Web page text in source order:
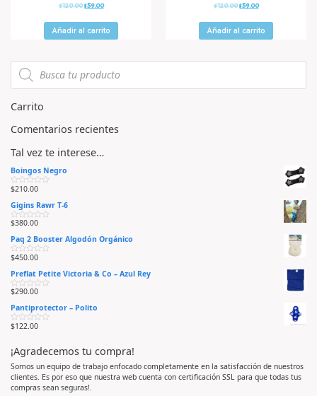
V
a
o
r
a
d
n
d
e
$120.00$59.00
Añadir al carrito
V
a
o
r
a
d
n
$120.00$59.00
Añadir al carrito
Carrito
Comentarios recientes
Tal vez te interese…
Boingos Negro
V
l
o
r
a
o
e
n
0
e
5
$210.00
Gigins Rawr T-6
V
l
o
r
a
o
e
n
0
e
5
$380.00
Paq 2 Booster Algodón Orgánico
V
l
o
r
a
o
e
n
0
5
$450.00
Preflat Petite Victoria & Co – Azul Rey
V
l
o
r
a
e
n
0
d
e
5
$290.00
Pantiprotector – Polito
V
o
r
a
d
o
n
$122.00
¡Agradecemos tu compra!
Somos un equipo de trabajo enfocado completamente en la satisfacción de nuestros
clientes. Es por eso que nuestra web cuenta con certificación SSL para que todas tus
compras sean seguras!.